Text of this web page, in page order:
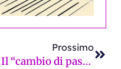
Prossimo
Il “cambio di passo” è Italia Viva in Giunta (anche) a Palazzo Vecchio?